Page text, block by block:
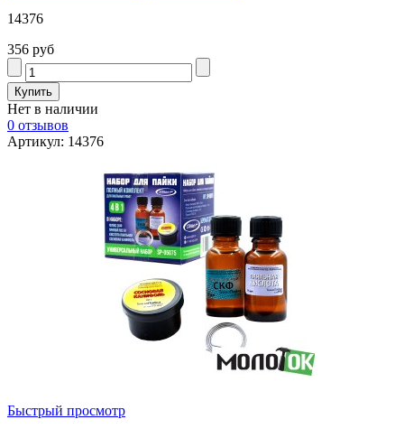
14376
356 руб
Нет в наличии
0 отзывов
Артикул: 14376
Быстрый просмотр